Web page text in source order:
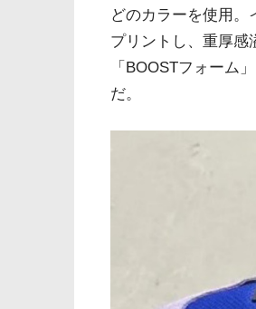
どのカラーを使用。
プリントし、重厚感
「BOOSTフォーム
だ。